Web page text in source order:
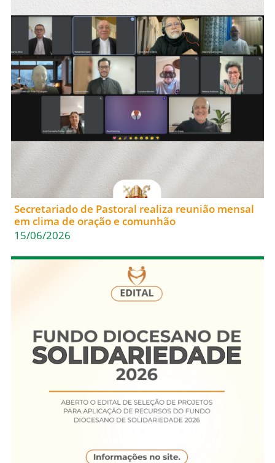
Secretariado de Pastoral realiza reunião mensal
em clima de oração e comunhão
15/06/2026